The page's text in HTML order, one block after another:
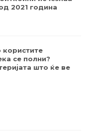
2021 година
се полни?
што ќе ве